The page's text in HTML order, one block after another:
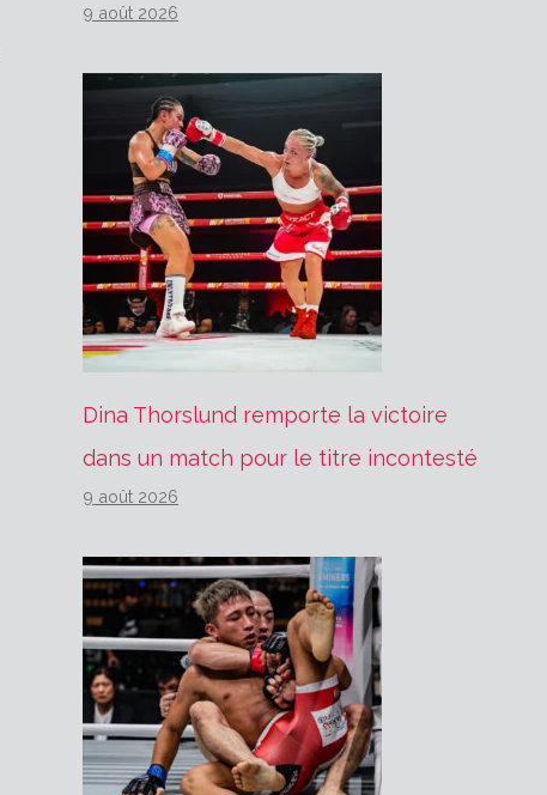
9 août 2026
Dina Thorslund remporte la victoire
dans un match pour le titre incontesté
9 août 2026